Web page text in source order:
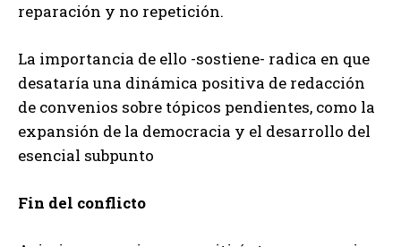
reparación y no repetición.
La importancia de ello -sostiene- radica en que
desataría una dinámica positiva de redacción
de convenios sobre tópicos pendientes, como la
expansión de la democracia y el desarrollo del
esencial subpunto
Fin del conflicto